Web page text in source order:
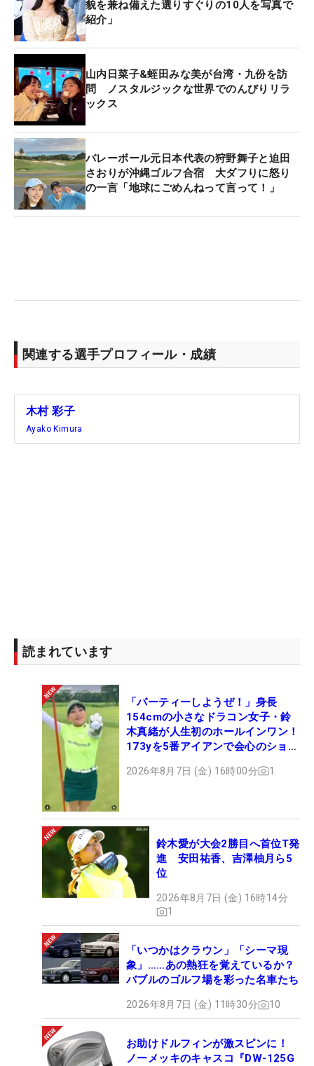
貌を兼ね備えた選りすぐりの10人を写真で
紹介」
山内日菜子&蛭田みな美が台湾・九份を訪
問 ノスタルジックな世界でのんびりリラ
ックス
バレーボール元日本代表の狩野舞子と迫田
さおりが沖縄ゴルフ合宿 大ダフりに怒り
の一言「地球にごめんねって言って！」
関連する選手プロフィール・成績
木村 彩子
Ayako Kimura
読まれています
「パーティーしようぜ！」身長
154cmの小さなドラコン女子・鈴
木真緒が人生初のホールインワン！
173yを5番アイアンで会心のショッ
2026年8月7日 (金) 16時00分 1
鈴木愛が大会2勝目へ首位T発
進 安田祐香、吉澤柚月ら5
位
2026年8月7日 (金) 16時14分
1
「いつかはクラウン」「シーマ現
象」……あの熱狂を覚えているか？
バブルのゴルフ場を彩った名車たち
2026年8月7日 (金) 11時30分 10
お助けドルフィンが激スピンに！
ノーメッキのキャスコ『DW-125G